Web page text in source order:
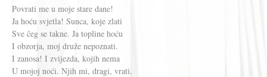
Povrati me u moje stare dane!
Ja hoću svjetla! Sunca, koje zlati
Sve čeg se takne. Ja topline hoću
I obzorja, moj druže nepoznati.
I zanosa! I zvijezda, kojih nema
U mojoj noći. Njih mi, dragi, vrati.